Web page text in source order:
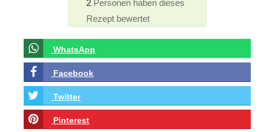
2 Personen haben dieses
Rezept bewertet
WhatsApp
Facebook
Twitter
Pinterest